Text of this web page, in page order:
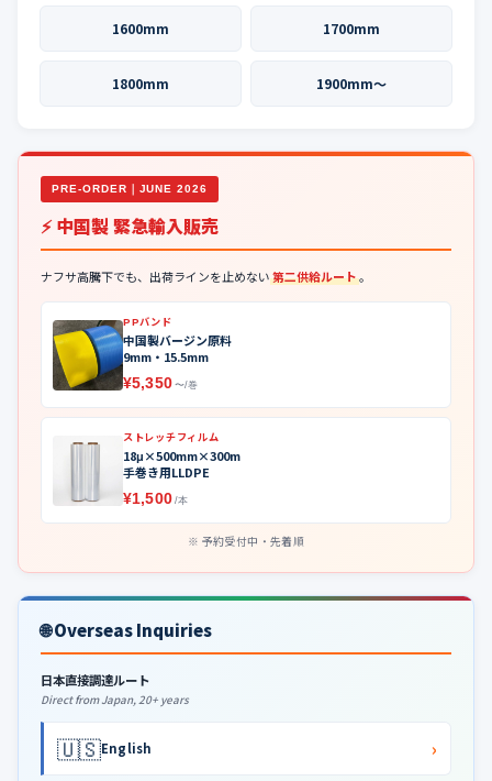
1600mm 1700mm
1800mm 1900mm〜
PRE-ORDER｜JUNE 2026
⚡ 中国製 緊急輸入販売
ナフサ高騰下でも、出荷ラインを止めない第二供給ルート。
PPバンド
中国製バージン原料
9mm・15.5mm
¥5,350 〜/巻
ストレッチフィルム
18μ×500mm×300m
手巻き用LLDPE
¥1,500 /本
予約受付中・先着順
🌐 Overseas Inquiries
日本直接調達ルート
Direct from Japan, 20+ years
🇺🇸English ›